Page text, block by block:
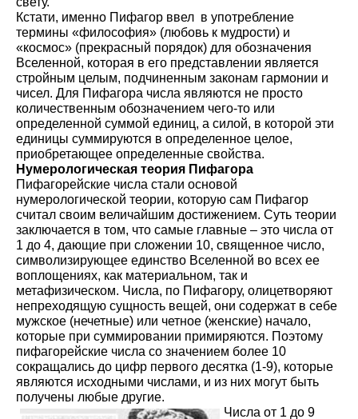
Кстати, именно Пифагор ввел в употребление
термины «философия» (любовь к мудрости) и
«космос» (прекрасный порядок) для обозначения
Вселенной, которая в его представлении является
стройным целым, подчиненным законам гармонии и
чисел. Для Пифагора числа являются не просто
количественным обозначением чего-то или
определенной суммой единиц, а силой, в которой эти
единицы суммируются в определенное целое,
приобретающее определенные свойства.
Нумерологическая теория Пифагора
Пифагорейские числа стали основой
нумерологической теории, которую сам Пифагор
считал своим величайшим достижением. Суть теории
заключается в том, что самые главные – это числа от
1 до 4, дающие при сложении 10, священное число,
символизирующее единство Вселенной во всех ее
воплощениях, как материальном, так и
метафизическом. Числа, по Пифагору, олицетворяют
непреходящую сущность вещей, они содержат в себе
мужское (нечетные) или четное (женские) начало,
которые при суммировании примиряются. Поэтому
пифагорейские числа со значением более 10
сокращались до цифр первого десятка (1-9), которые
являются исходными числами, и из них могут быть
получены любые другие.
Числа от 1 до 9